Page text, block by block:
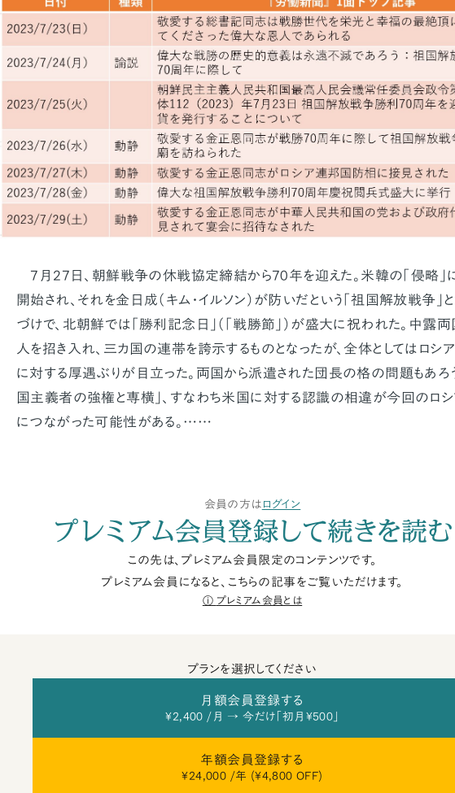
7月27日、朝鮮戦争の休戦協定締結から70年を迎えた。米韓の「侵略」
開始され、それを金日成（キム・イルソン）が防いだという「祖国解放戦争」
づけで、北朝鮮では「勝利記念日」（「戦勝節」）が盛大に祝われた。中露
人を招き入れ、三カ国の連帯を誇示するものとなったが、全体としてはロシ
に対する厚遇ぶりが目立った。両国から派遣された団長の格の問題もあろう
国主義者の強権と専横」、すなわち米国に対する認識の相違が今回のロ
につながった可能性がある。……
会員の方は ログイン
プレミアム会員登録して続きを読む
この先は、プレミアム会員限定のコンテンツです。
プレミアム会員になると、こちらの記事をご覧いただけます。
プレミアム会員とは
プランを選択してください
月額会員登録する
¥2,400 /月 → 今だけ「初月¥500」
年額会員登録する
¥24,000 /年 (¥4,800 OFF)